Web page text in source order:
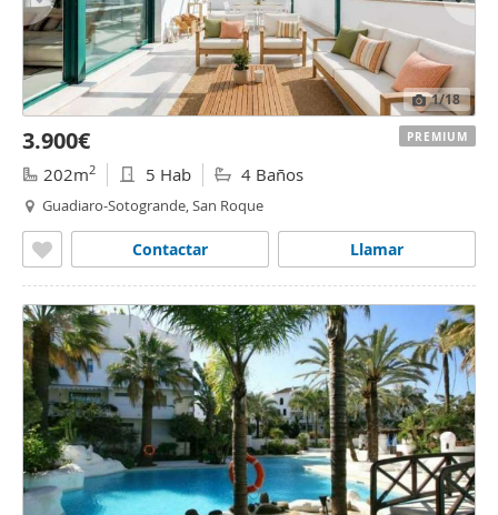
1/18
3.900€
202m2 5 Hab 4 Baños
Guadiaro-Sotogrande, San Roque
Llamar
Contactar
PREMIUM